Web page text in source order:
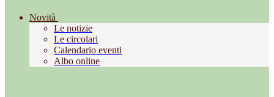
Novità
Le notizie
Le circolari
Calendario eventi
Albo online